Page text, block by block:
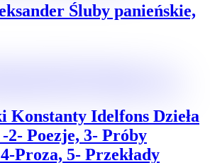
Śluby panieńskie,
Konstanty Idelfons Dzieła
2- Poezje, 3- Próby
Proza, 5- Przekłady